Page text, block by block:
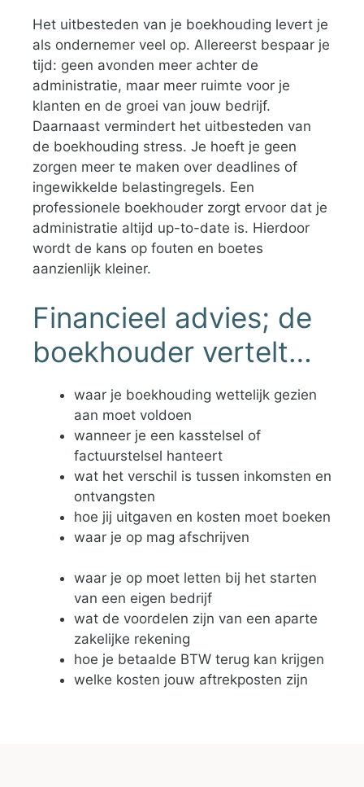
Het uitbesteden van je boekhouding levert je
als ondernemer veel op. Allereerst bespaar je
tijd: geen avonden meer achter de
administratie, maar meer ruimte voor je
klanten en de groei van jouw bedrijf.
Daarnaast vermindert het uitbesteden van
de boekhouding stress. Je hoeft je geen
zorgen meer te maken over deadlines of
ingewikkelde belastingregels. Een
professionele boekhouder zorgt ervoor dat je
administratie altijd up-to-date is. Hierdoor
wordt de kans op fouten en boetes
aanzienlijk kleiner.
Financieel advies; de
boekhouder vertelt…
waar je boekhouding wettelijk gezien
aan moet voldoen
wanneer je een kasstelsel of
factuurstelsel hanteert
wat het verschil is tussen inkomsten en
ontvangsten
hoe jij uitgaven en kosten moet boeken
waar je op mag afschrijven
waar je op moet letten bij het starten
van een eigen bedrijf
wat de voordelen zijn van een aparte
zakelijke rekening
hoe je betaalde BTW terug kan krijgen
welke kosten jouw aftrekposten zijn